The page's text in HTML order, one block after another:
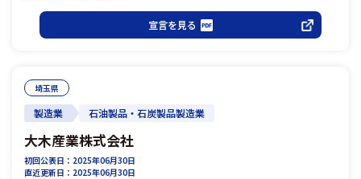
宣言を見る
埼玉県
製造業 石油製品・石炭製品製造業
大木産業株式会社
初回公表日：2025年06月30日
直近更新日：2025年06月30日